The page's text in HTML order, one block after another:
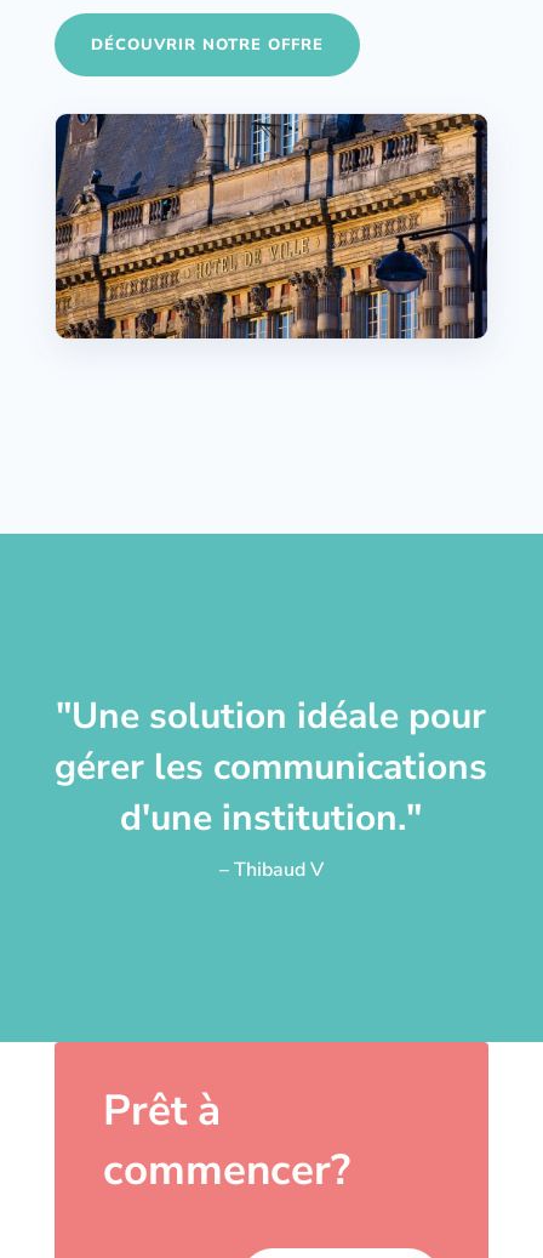
DÉCOUVRIR NOTRE OFFRE
"Une solution idéale pour
gérer les communications
d'une institution."
– Thibaud V
Prêt à
commencer?